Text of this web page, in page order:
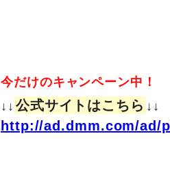
今だけのキャンペーン中！
↓↓ 公式サイトはこちら ↓↓
http://ad.dmm.com/ad/